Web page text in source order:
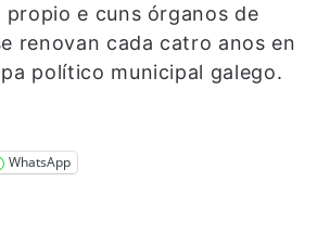
e cuns órganos de
renovan cada catro anos en
político municipal galego.
WhatsApp